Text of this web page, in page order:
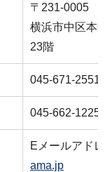
〒231-0005
横浜市中区本
23階
045-671-2551
045-662-1225
Eメールアド
ama.jp